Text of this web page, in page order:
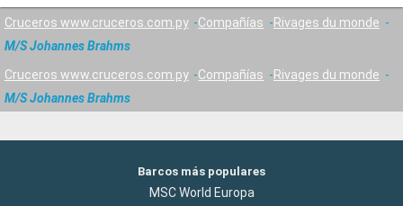
Cruceros www.cruceros.com.py Compañías
Rivages du monde
M/S Johannes Brahms
Cruceros www.cruceros.com.py Compañías
Rivages du monde
M/S Johannes Brahms
Barcos más populares
MSC World Europa